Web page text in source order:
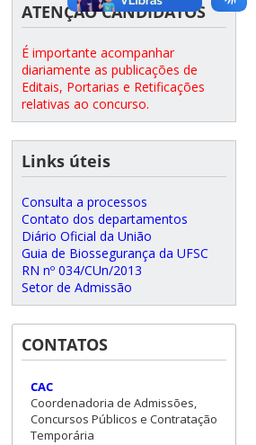
ATENÇÃO CANDIDATOS
É importante acompanhar
diariamente as publicações de
Editais, Portarias e Retificações
relativas ao concurso.
Links úteis
Consulta a processos
Contato dos departamentos
Diário Oficial da União
Guia de Biossegurança da UFSC
RN nº 034/CUn/2013
Setor de Admissão
CONTATOS
CAC
Coordenadoria de Admissões,
Concursos Públicos e Contratação
Temporária